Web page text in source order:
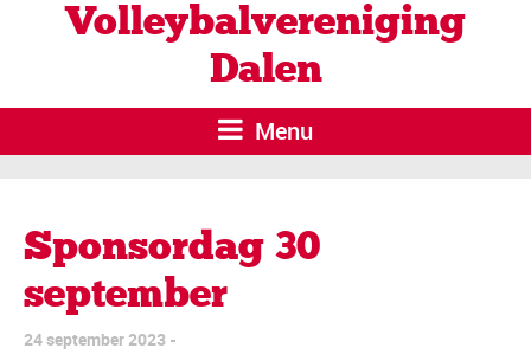
Volleybalvereniging
Dalen
Menu
Sponsordag 30
september
24 september 2023